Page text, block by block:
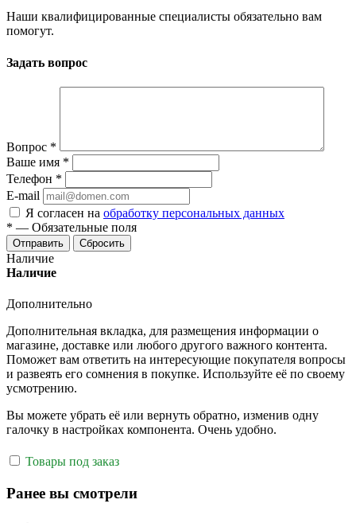
Наши квалифицированные специалисты обязательно вам
помогут.
Задать вопрос
Вопрос *
Ваше имя *
Телефон *
E-mail
Я согласен на обработку персональных данных
* — Обязательные поля
Отправить Сбросить
Наличие
Наличие
Дополнительно
Дополнительная вкладка, для размещения информации о
магазине, доставке или любого другого важного контента.
Поможет вам ответить на интересующие покупателя вопросы
и развеять его сомнения в покупке. Используйте её по своему
усмотрению.
Вы можете убрать её или вернуть обратно, изменив одну
галочку в настройках компонента. Очень удобно.
Товары под заказ
Ранее вы смотрели